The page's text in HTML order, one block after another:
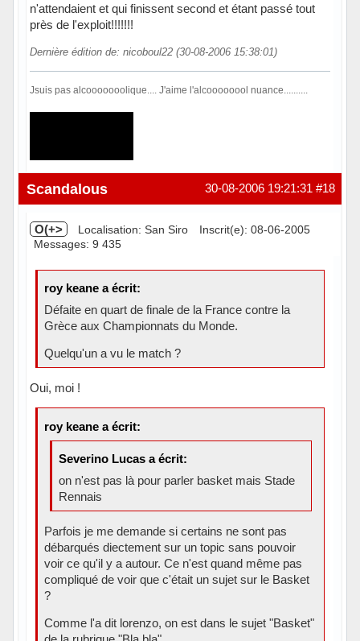
n'attendaient et qui finissent second et étant passé tout
près de l'exploit!!!!!!!
Dernière édition de: nicoboul22 (30-08-2006 15:38:01)
Jsuis pas alcooooooolique.... J'aime l'alcoooooool nuance..........
Hors ligne #18
30-08-2006 19:21:31
Scandalous
O(+> Localisation: San Siro
Inscrit(e): 08-06-2005
Messages: 9 435
roy keane a écrit:
Défaite en quart de finale de la France contre la
Grèce aux Championnats du Monde.
Quelqu'un a vu le match ?
Oui, moi !
roy keane a écrit:
Severino Lucas a écrit:
on n'est pas là pour parler basket mais Stade
Rennais
Parfois je me demande si certains ne sont pas
débarqués diectement sur un topic sans pouvoir
voir ce qu'il y a autour. Ce n'est quand même pas
compliqué de voir que c'était un sujet sur le Basket
?
Comme l'a dit lorenzo, on est dans le sujet "Basket"